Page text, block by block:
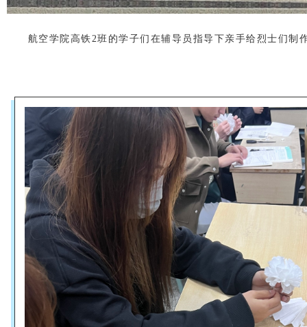
航空学院高铁2班的学子们 在辅导员指导下亲手给烈士们制